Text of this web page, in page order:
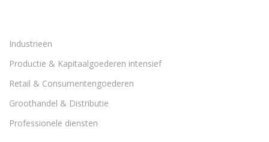
Industrieën
Productie & Kapitaalgoederen intensief
Retail & Consumentengoederen
Groothandel & Distributie
Professionele diensten